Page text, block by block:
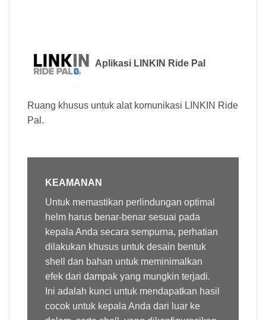
Aplikasi LINKIN Ride Pal
Ruang khusus untuk alat komunikasi LINKIN Ride
Pal.
KEAMANAN
Untuk memastikan perlindungan optimal
helm harus benar-benar sesuai pada
kepala Anda secara sempurna, perhatian
dilakukan khusus untuk desain bentuk
shell dan bahan untuk meminimalkan
efek dari dampak yang mungkin terjadi.
Ini adalah kunci untuk mendapatkan hasil
cocok untuk kepala Anda dari luar ke